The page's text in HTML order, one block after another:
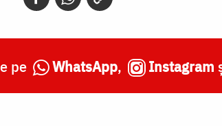
pe WhatsApp, Instagram